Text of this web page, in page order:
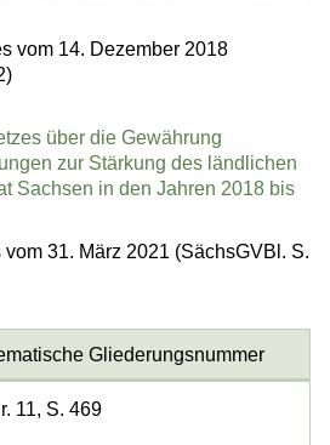
vom 14. Dezember 2018
über die Gewährung
zur Stärkung des ländlichen
Sachsen in den Jahren 2018 bis
31. März 2021 (SächsGVBl. S.
Gliederungsnummer
11, S. 469